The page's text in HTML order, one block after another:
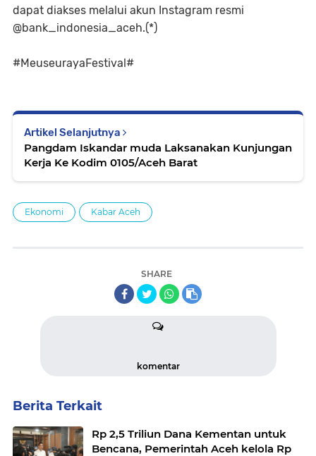
dapat diakses melalui akun Instagram resmi
@bank_indonesia_aceh.(*)
#MeuseurayaFestival#
Artikel Selanjutnya
Pangdam Iskandar muda Laksanakan Kunjungan
Kerja Ke Kodim 0105/Aceh Barat
Ekonomi Kabar Aceh
SHARE
komentar
Berita Terkait
Rp 2,5 Triliun Dana Kementan untuk
Bencana, Pemerintah Aceh kelola Rp